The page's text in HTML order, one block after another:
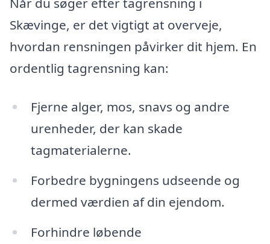
Skævinge, er det vigtigt at overveje,
hvordan rensningen påvirker dit hjem. En
ordentlig tagrensning kan:
Fjerne alger, mos, snavs og andre
urenheder, der kan skade
tagmaterialerne.
Forbedre bygningens udseende og
dermed værdien af din ejendom.
Forhindre løbende